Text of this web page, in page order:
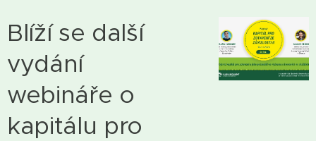
Blíží se další
vydání
webináře o
kapitálu pro